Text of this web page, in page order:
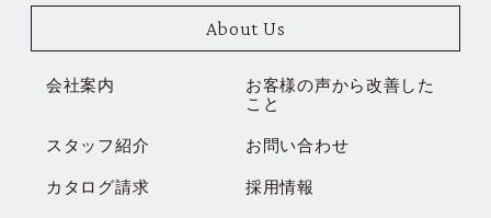
About Us
会社案内 お客様の声から改善した
こと
スタッフ紹介
お問い合わせ
カタログ請求
採用情報